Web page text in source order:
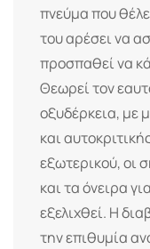
πνεύμα που
του αρέσει να
προσπαθεί να
Θεωρεί τον
οξυδέρκεια, με
και
εξωτερικού, οι
και τα όνειρα
εξελιχθεί. Η
την επιθυμία